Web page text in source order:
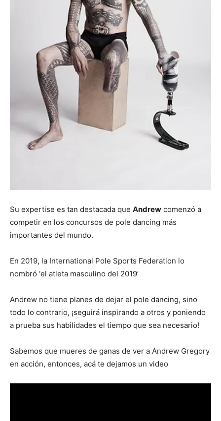
Su expertise es tan destacada que Andrew comenzó a
competir en los concursos de pole dancing más
importantes del mundo.
En 2019, la International Pole Sports Federation lo
nombró ‘el atleta masculino del 2019’
Andrew no tiene planes de dejar el pole dancing, sino
todo lo contrario, ¡seguirá inspirando a otros y poniendo
a prueba sus habilidades el tiempo que sea necesario!
Sabemos que mueres de ganas de ver a Andrew Gregory
en acción, entonces, acá te dejamos un video